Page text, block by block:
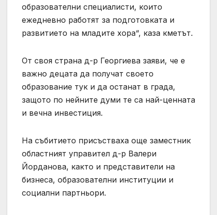
образователни специалисти, които
ежедневно работят за подготовката и
развитието на младите хора“, каза кметът.
От своя страна д-р Георгиева заяви, че е
важно децата да получат своето
образование тук и да останат в града,
защото по нейните думи те са най-ценната
и вечна инвестиция.
На събитието присъстваха още заместник
областният управител д-р Валери
Йорданова, както и представители на
бизнеса, образователни институции и
социални партньори.